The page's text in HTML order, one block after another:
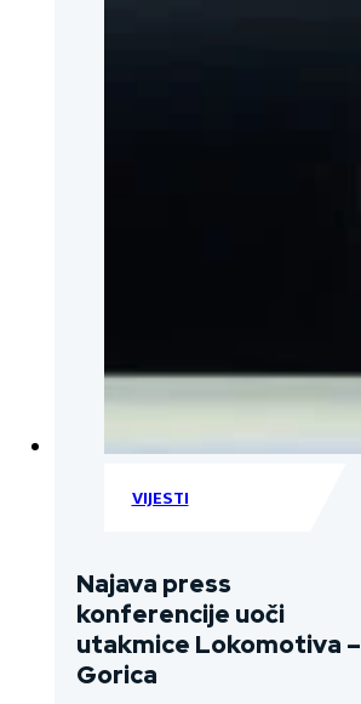
VIJESTI
Najava press
konferencije uoči
utakmice Lokomotiva –
Gorica